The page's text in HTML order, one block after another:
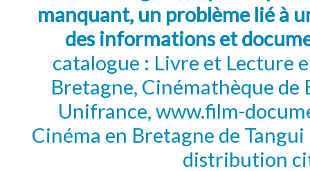
manquant, un problème lié à
des informations et
catalogue : Livre et Lecture
Bretagne, Cinémathèque de
Unifrance, www.film-
Cinéma en Bretagne de
distribution